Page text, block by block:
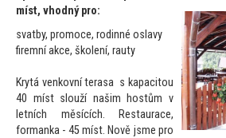
míst, vhodný pro:
svatby, promoce, rodinné oslavy
firemní akce, školení, rauty
Krytá venkovní terasa s kapacitou
40 míst slouží našim hostům v
letních měsících. Restaurace,
formanka - 45 míst. Nově jsme pro